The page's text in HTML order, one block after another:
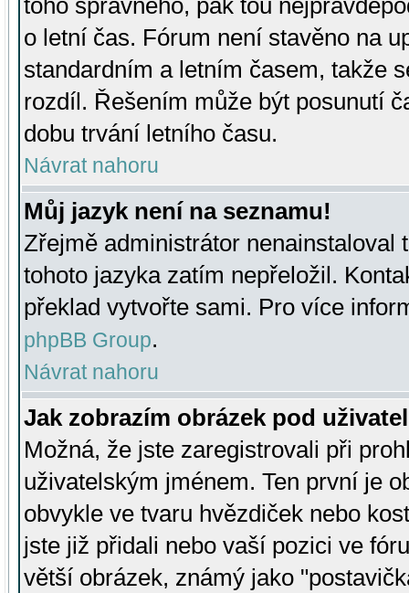
toho správného, pak tou
o letní čas. Fórum není stavěno na
standardním a letním časem, takže
rozdíl. Řešením může být posunutí
dobu trvání letního času.
Návrat nahoru
Můj jazyk není na seznamu!
Zřejmě administrátor nenainstaloval
tohoto jazyka zatím nepřeložil.
překlad vytvořte sami. Pro více
phpBB Group.
Návrat nahoru
Jak zobrazím obrázek pod
Možná, že jste zaregistrovali při
uživatelským jménem. Ten první je
obvykle ve tvaru hvězdiček nebo
jste již přidali nebo vaší pozici ve
větší obrázek, známý jako